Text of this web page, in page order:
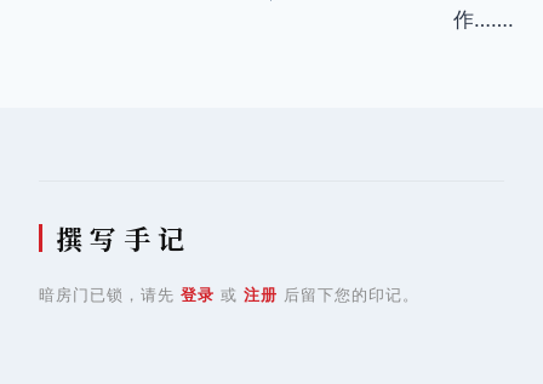
作…….
撰 写 手 记
暗房门已锁，请先 登录 或 注册 后留下您的印记。